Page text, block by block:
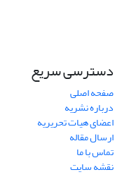
دسترسی سریع
صفحه اصلی
درباره نشریه
اعضای هیات تحریریه
ارسال مقاله
تماس با ما
نقشه سایت